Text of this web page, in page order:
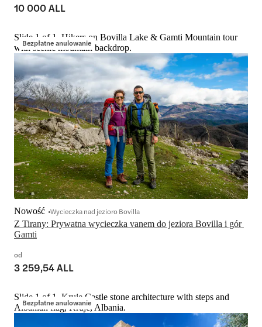
10 000 ALL
Bezpłatne anulowanie
Slide 1 of 1, Hikers on Bovilla Lake & Gamti Mountain tour
with scenic mountain backdrop.
Z Tirany: Prywatna wycieczka vanem do jeziora Bovilla i gór
Gamti
Nowość Wycieczka nad jezioro Bovilla
od
3 259,54 ALL
Bezpłatne anulowanie
Slide 1 of 1, Kruje Castle stone architecture with steps and
Albanian flag, Kruje, Albania.